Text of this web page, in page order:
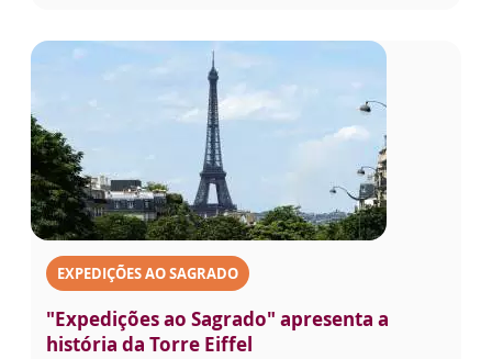
EXPEDIÇÕES AO SAGRADO
"Expedições ao Sagrado" apresenta a
história da Torre Eiffel